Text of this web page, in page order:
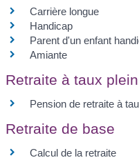
Carrière longue
Handicap
Parent d'un enfant
Amiante
Retraite à taux plein
Pension de retraite à
Retraite de base
Calcul de la retraite